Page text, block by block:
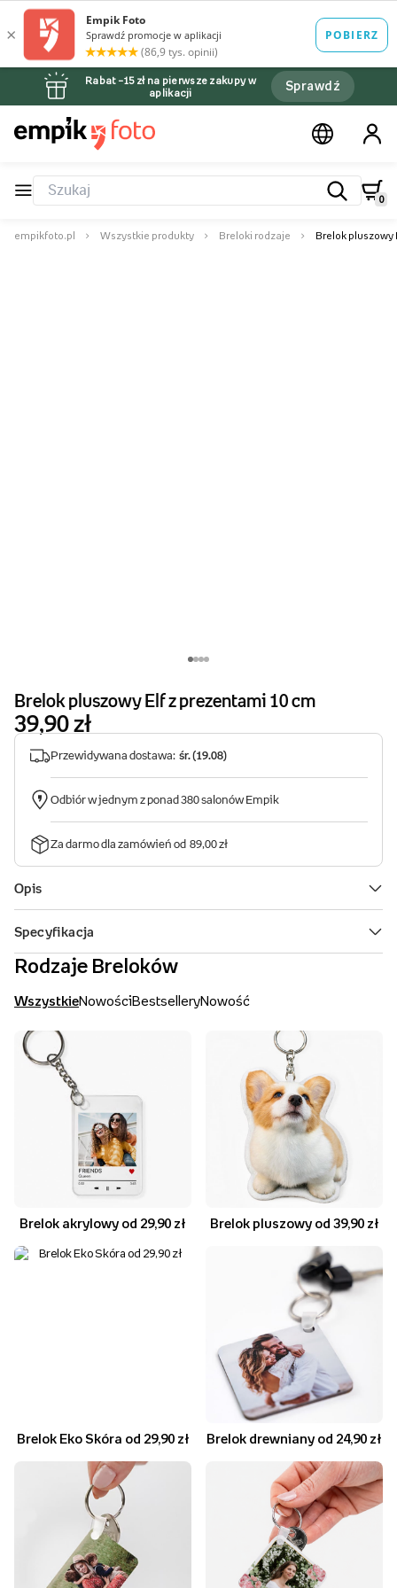
Rabat –15 zł na pierwsze zakupy w
aplikacji
Sprawdź
0
empikfoto.pl Wszystkie produkty Breloki rodzaje Brelok pluszowy
Rodzaje Breloków
WszystkieNowościBestselleryNowość
Brelok akrylowy od 29,90 zł Brelok pluszowy od 39,90 zł
Brelok Eko Skóra od 29,90 zł Brelok drewniany od 24,90 zł